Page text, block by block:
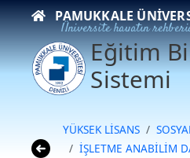
PAMUKKALE
Üniversite hayatın
Eğitim
Sistemi
YÜKSEK LİSANS
İŞLETME ANABİLİM